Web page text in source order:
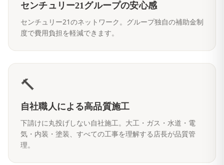
センチュリー21グループの安心感
センチュリー21のネットワーク。グループ独自の補助金制
度で費用負担を軽減できます。
🔨
自社職人による高品質施工
下請けに丸投げしない自社施工。大工・ガス・水道・電
気・内装・塗装、すべての工事を理解する店長が品質管
理。